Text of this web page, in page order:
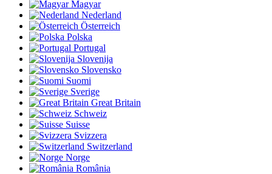
Magyar
Nederland
Österreich
Polska
Portugal
Slovenija
Slovensko
Suomi
Sverige
Great Britain
Schweiz
Suisse
Svizzera
Switzerland
Norge
România